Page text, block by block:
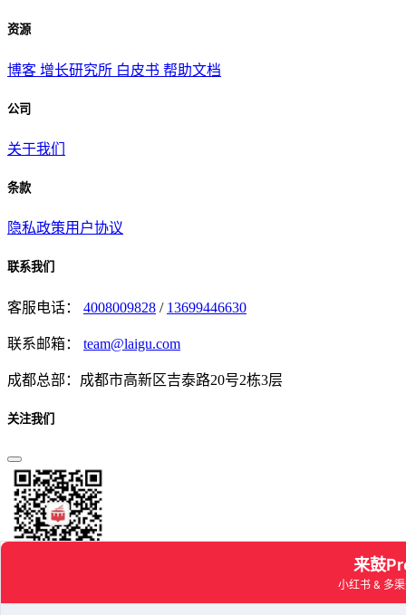
资源
博客 增长研究所 白皮书 帮助文档
公司
关于我们
条款
隐私政策用户协议
联系我们
客服电话： 4008009828 / 13699446630
联系邮箱： team@laigu.com
成都总部：成都市高新区吉泰路20号2栋3层
关注我们